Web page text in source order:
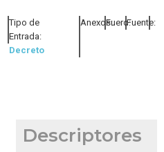
Tipo de
Entrada:
Decreto
Anexos:Fuero:Fuente:
Descriptores